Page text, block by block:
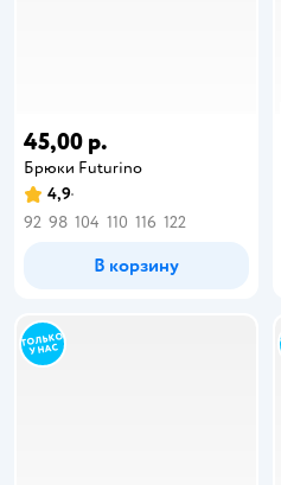
45,00 р.
Брюки Futurino
4,9
92 98 104 110 116 122
В корзину